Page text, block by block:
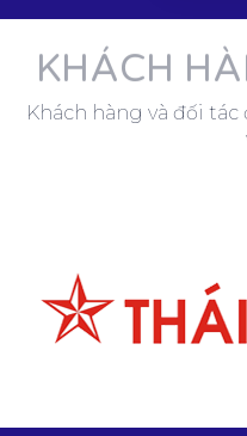
KHÁCH
Khách hàng và đối